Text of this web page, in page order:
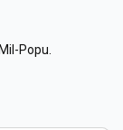
Popu.